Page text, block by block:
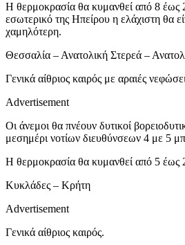
Η θερμοκρασία θα κυμανθεί από 8 έως
εσωτερικό της Ηπείρου η ελάχιστη θα
χαμηλότερη.
Θεσσαλία – Ανατολική Στερεά –
Γενικά αίθριος καιρός με αραιές
Advertisement
Οι άνεμοι θα πνέουν δυτικοί
μεσημέρι νοτίων διευθύνσεων 4 με 5
Η θερμοκρασία θα κυμανθεί από 5 έως
Κυκλάδες – Κρήτη
Advertisement
Γενικά αίθριος καιρός.